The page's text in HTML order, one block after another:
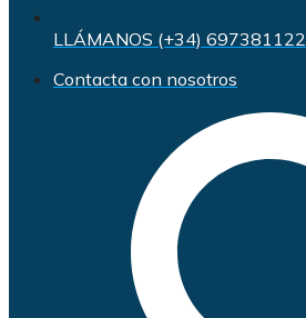
LLÁMANOS (+34) 697381122
Contacta con nosotros